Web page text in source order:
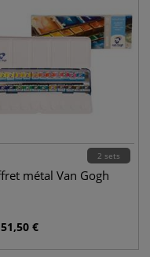
2 sets
métal Van Gogh
51,50 €